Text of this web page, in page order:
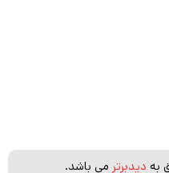
به دیدبرتر می باشد.